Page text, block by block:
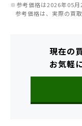
※参考価格は2026年05月
参考価格は、実際の買
現在の
お気軽